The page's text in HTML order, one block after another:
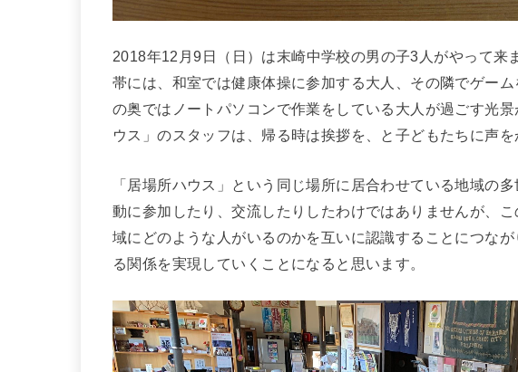
2018年12月9日（日）は末崎中学校の男の子3人がやって来
帯には、和室では健康体操に参加する大人、その隣でゲー
の奥ではノートパソコンで作業をしている大人が過ごす光
ウス」のスタッフは、帰る時は挨拶を、と子どもたちに声を
「居場所ハウス」という同じ場所に居合わせている地域の
動に参加したり、交流したりしたわけではありませんが、
域にどのような人がいるのかを互いに認識することにつな
る関係を実現していくことになると思います。